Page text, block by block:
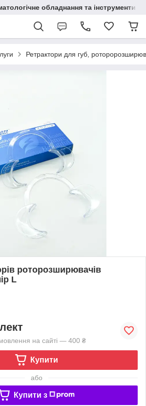
обладнання та інструменти
Ретрактори для губ,
роторозширювачів
L
на сайті — 400 ₴
Купити
або
Купити з